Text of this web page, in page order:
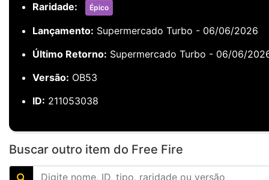
Raridade:
Épico
Lançamento: Supermercado Turbo - 06/06/2026
Último Retorno: Supermercado Turbo - 06/06/
Versão: OB53
ID: 211053038
Buscar outro item do Free Fire